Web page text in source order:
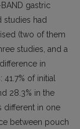
gastric
studies had
(two of them
studies, and a
in
of initial
28.3% in the
different in one
between pouch